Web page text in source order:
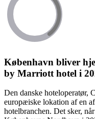
København bliver
by Marriott hotel i
Den danske hoteloperatør,
europæiske lokation af en
hotelbranchen. Det sker,